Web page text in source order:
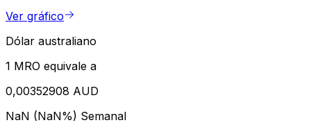
Ver gráfico
Dólar australiano
1 MRO equivale a
0,00352908 AUD
NaN (NaN%) Semanal